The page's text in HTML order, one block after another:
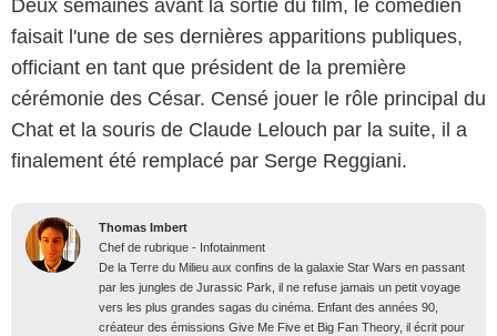
Deux semaines avant la sortie du film, le comédien
faisait l'une de ses dernières apparitions publiques,
officiant en tant que président de la première
cérémonie des César. Censé jouer le rôle principal du
Chat et la souris de Claude Lelouch par la suite, il a
finalement été remplacé par Serge Reggiani.
Thomas Imbert
Chef de rubrique - Infotainment
De la Terre du Milieu aux confins de la galaxie Star Wars en passant
par les jungles de Jurassic Park, il ne refuse jamais un petit voyage
vers les plus grandes sagas du cinéma. Enfant des années 90,
créateur des émissions Give Me Five et Big Fan Theory, il écrit pour